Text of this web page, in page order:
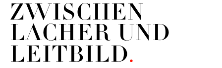
ZWISCHEN
LACHER UND
LEITBILD.